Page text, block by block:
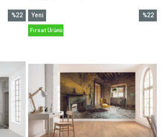
%22
%22
Yeni
Ürün
Fırsat Ürünü